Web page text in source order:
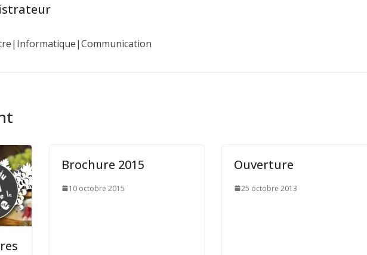
Brochure 2015
10 octobre 2015
Ouverture
25 octobre 2013